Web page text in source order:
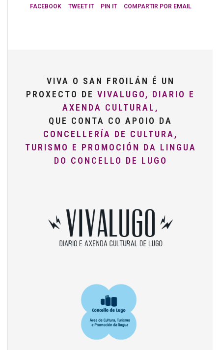
FACEBOOK TWEET IT PIN IT COMPARTIR POR EMAIL
VIVA O SAN FROILÁN É UN
PROXECTO DE VIVALUGO, DIARIO E
AXENDA CULTURAL,
QUE CONTA CO APOIO DA
CONCELLERÍA DE CULTURA,
TURISMO E PROMOCIÓN DA LINGUA
DO CONCELLO DE LUGO